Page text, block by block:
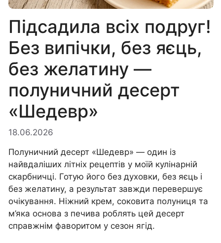
Підсадила всіх подруг!
Без випічки, без яєць,
без желатину —
полуничний десерт
«Шедевр»
18.06.2026
Полуничний десерт «Шедевр» — один із
найвдаліших літніх рецептів у моїй кулінарній
скарбничці. Готую його без духовки, без яєць і
без желатину, а результат завжди перевершує
очікування. Ніжний крем, соковита полуниця та
м’яка основа з печива роблять цей десерт
справжнім фаворитом у сезон ягід.